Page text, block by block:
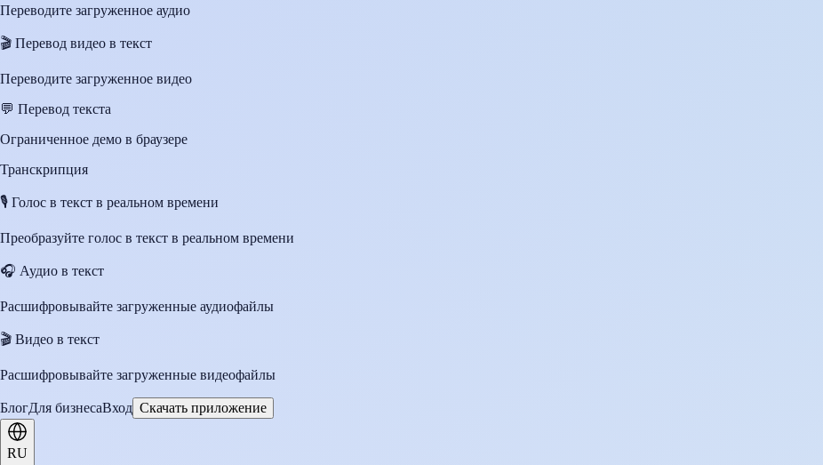
Переводите загруженное аудио
🎬 Перевод видео в текст
Переводите загруженное видео
💬 Перевод текста
Ограниченное демо в браузере
Транскрипция
🎙️ Голос в текст в реальном времени
Преобразуйте голос в текст в реальном времени
🎧 Аудио в текст
Расшифровывайте загруженные аудиофайлы
🎬 Видео в текст
Расшифровывайте загруженные видеофайлы
БлогДля бизнесаВход Скачать приложение
RU